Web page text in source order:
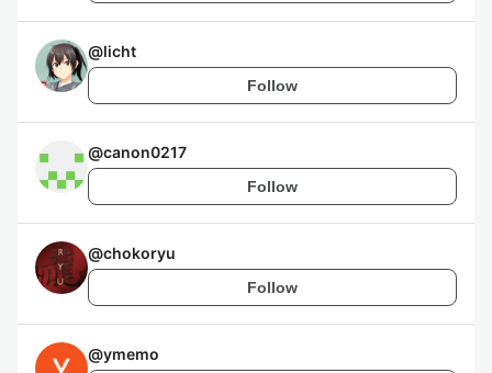
@licht
Follow
@canon0217
Follow
@chokoryu
Follow
@ymemo